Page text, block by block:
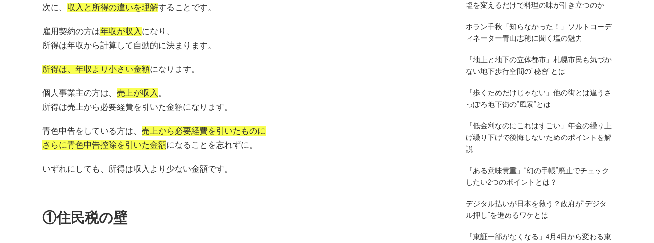
次に、 収入と所得の違いを理解することです。
雇用契約の方は年収が収入 になり、
所得は年収から計算して自動的に決まります。
所得は、年収より小さい金額になります。
個人事業主の方は、 売上が収入 。
所得は売上から必要経費を引いた金額になります。
青色申告をしている方は、 売上から必要経費を引いたものに
さらに青色申告控除を引いた金額になることを忘れずに。
いずれにしても、所得は収入より少ない金額です。
①住民税の壁
塩を変えるだけで料理の味が引き立つのか
ホラン千秋「知らなかった！」ソルトコーデ
ィネーター青山志穂に聞く塩の魅力
「地上と地下の立体都市」札幌市民も気づか
ない地下歩行空間の”秘密”とは
「歩くためだけじゃない」他の街とは違うさ
っぽろ地下街の”風景”とは
「低金利なのにこれはすごい」年金の繰り上
げ繰り下げで後悔しないためのポイントを解
説
「ある意味貴重」”幻の手帳”廃止でチェック
したい2つのポイントとは？
デジタル払いが日本を救う？政府が”デジタ
ル押し”を進めるワケとは
「東証一部がなくなる」4月4日から変わる東